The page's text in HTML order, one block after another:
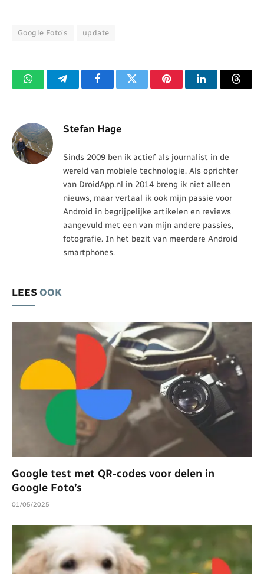
Google Foto's update
WhatsAppTelegramFacebookTwitter PinterestLinkedIn
Stefan Hage
Sinds 2009 ben ik actief als journalist in de
wereld van mobiele technologie. Als oprichter
van DroidApp.nl in 2014 breng ik niet alleen
nieuws, maar vertaal ik ook mijn passie voor
Android in begrijpelijke artikelen en reviews
aangevuld met een van mijn andere passies,
fotografie. In het bezit van meerdere Android
smartphones.
LEES OOK
Google test met QR-codes voor delen in
Google Foto’s
01/05/2025